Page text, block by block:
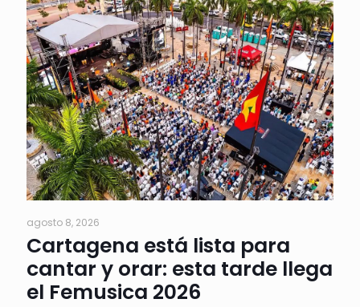
agosto 8, 2026
Cartagena está lista para
cantar y orar: esta tarde llega
el Femusica 2026